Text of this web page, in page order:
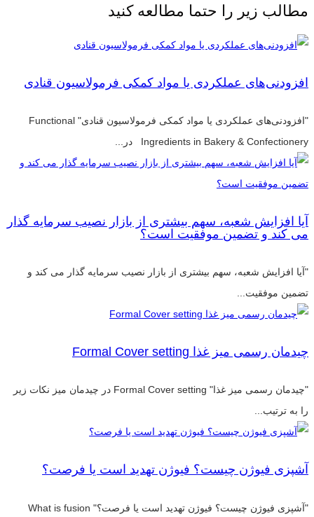
مطالب زیر را حتما مطالعه کنید
افزودنی‌های عملکردی یا مواد کمکی فرمولاسیون قنادی
"افزودنی‌های عملکردی یا مواد کمکی فرمولاسیون قنادی" Functional
Ingredients in Bakery & Confectionery در...
آیا افزایش شعبه، سهم بیشتری از بازار نصیب سرمایه گذار
می کند و تضمین موفقیت است؟
"آیا افزایش شعبه، سهم بیشتری از بازار نصیب سرمایه گذار می کند و
تضمین موفقیت...
چیدمان رسمی میز غذا Formal Cover setting
"چیدمان رسمی میز غذا" Formal Cover setting در چیدمان میز نکات زیر
را به ترتیب...
آشپزی فیوژن چیست؟ فیوژن تهدید است یا فرصت؟
"آشپزی فیوژن چیست؟ فیوژن تهدید است یا فرصت؟" What is fusion